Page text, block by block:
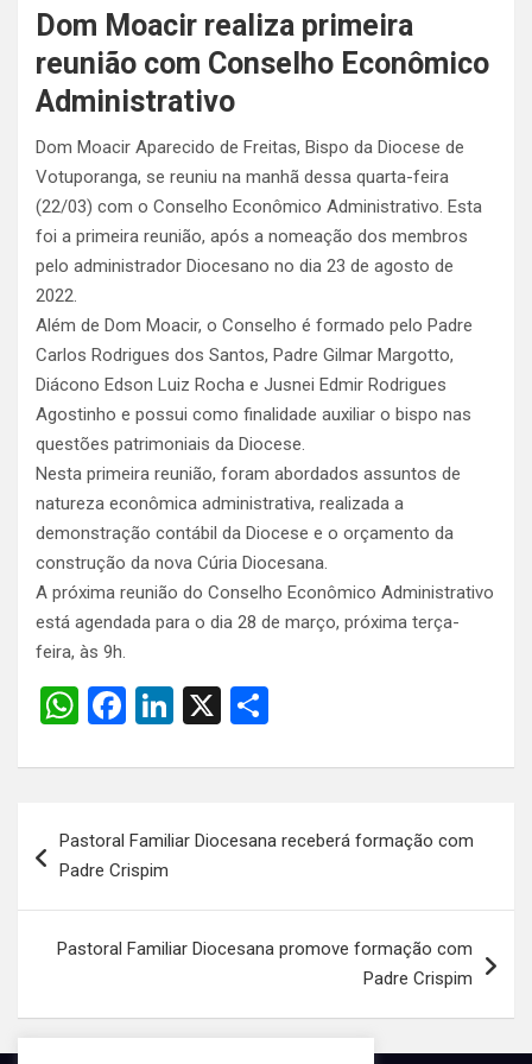
Dom Moacir realiza primeira
reunião com Conselho Econômico
Administrativo
Dom Moacir Aparecido de Freitas, Bispo da Diocese de
Votuporanga, se reuniu na manhã dessa quarta-feira
(22/03) com o Conselho Econômico Administrativo. Esta
foi a primeira reunião, após a nomeação dos membros
pelo administrador Diocesano no dia 23 de agosto de
2022.
Além de Dom Moacir, o Conselho é formado pelo Padre
Carlos Rodrigues dos Santos, Padre Gilmar Margotto,
Diácono Edson Luiz Rocha e Jusnei Edmir Rodrigues
Agostinho e possui como finalidade auxiliar o bispo nas
questões patrimoniais da Diocese.
Nesta primeira reunião, foram abordados assuntos de
natureza econômica administrativa, realizada a
demonstração contábil da Diocese e o orçamento da
construção da nova Cúria Diocesana.
A próxima reunião do Conselho Econômico Administrativo
está agendada para o dia 28 de março, próxima terça-
feira, às 9h.
W
at
A
p
F
ce
o
o
k
Li
ke
n
X
ar
de
Pastoral Familiar Diocesana receberá formação com
Padre Crispim
Pastoral Familiar Diocesana promove formação com
Padre Crispim